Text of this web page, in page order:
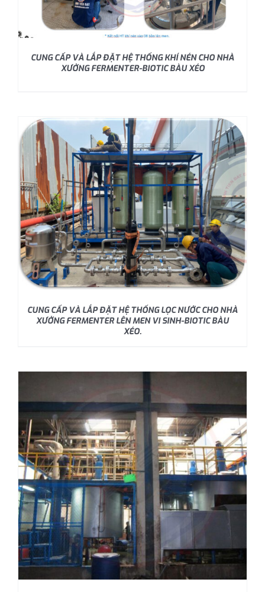
CUNG CẤP VÀ LẮP ĐẶT HỆ THỐNG KHÍ NÉN CHO NHÀ
XƯỞNG FERMENTER-BIOTIC BÀU XÉO
CUNG CẤP VÀ LẮP ĐẶT HỆ THỐNG LỌC NƯỚC CHO NHÀ
XƯỞNG FERMENTER LÊN MEN VI SINH-BIOTIC BÀU
XÉO.